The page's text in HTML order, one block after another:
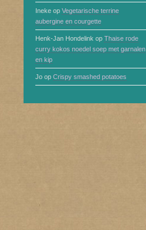
Ineke op Vegetarische terrine
aubergine en courgette
Henk-Jan Hondelink op Thaise rode
curry kokos noedel soep met garnalen
en kip
Jo op Crispy smashed potatoes